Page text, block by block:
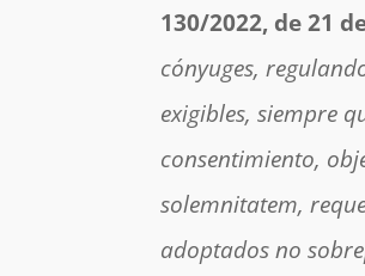
130/2022, de 21
cónyuges,
exigibles, siempre
consentimiento,
solemnitatem,
adoptados no